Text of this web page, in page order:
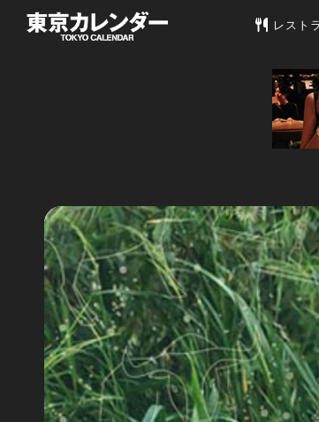
東京カレ
レスト